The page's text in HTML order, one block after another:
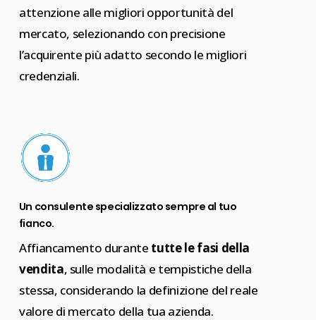
attenzione alle migliori opportunità del
mercato, selezionando con precisione
l’acquirente più adatto secondo le migliori
credenziali.
Un consulente specializzato sempre al tuo
fianco.
Affiancamento durante tutte le fasi della
vendita, sulle modalità e tempistiche della
stessa, considerando la definizione del reale
valore di mercato della tua azienda.